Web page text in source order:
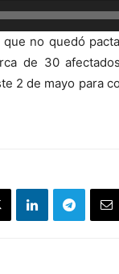
que no quedó
de 30
2 de mayo para